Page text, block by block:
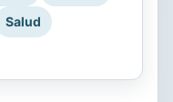
Salud